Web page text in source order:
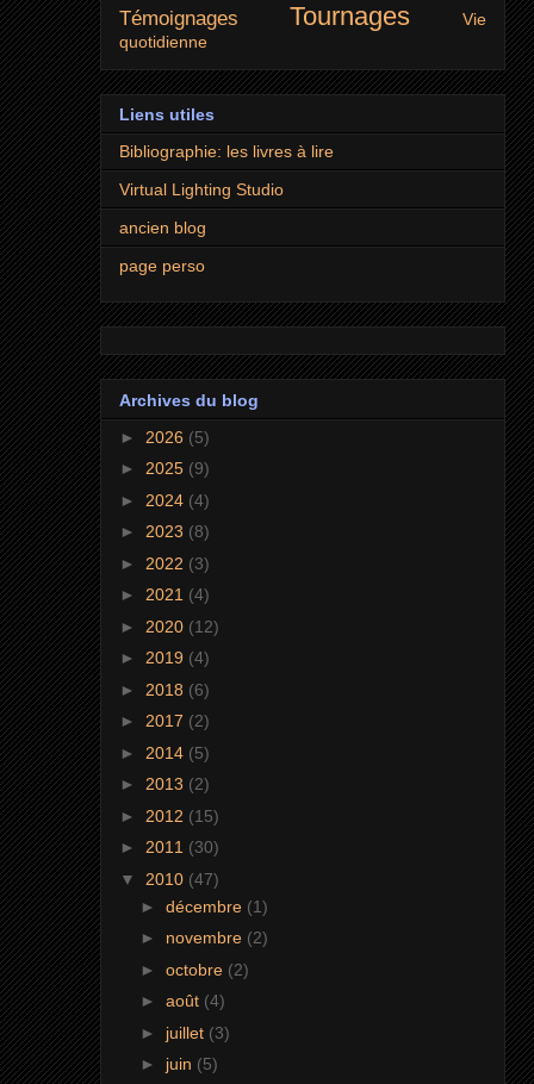
Témoignages Tournages
Vie
quotidienne
Liens utiles
Bibliographie: les livres à lire
Virtual Lighting Studio
ancien blog
page perso
Archives du blog
► 2026 (5)
► 2025 (9)
► 2024 (4)
► 2023 (8)
► 2022 (3)
► 2021 (4)
► 2020 (12)
► 2019 (4)
► 2018 (6)
► 2017 (2)
► 2014 (5)
► 2013 (2)
► 2012 (15)
► 2011 (30)
▼ 2010 (47)
► décembre (1)
► novembre (2)
► octobre (2)
► août (4)
► juillet (3)
► juin (5)